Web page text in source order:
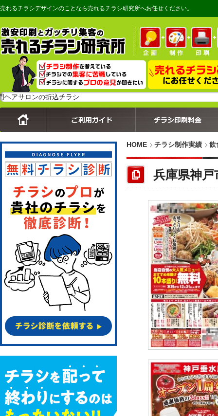
売れるチラシデザインのことなら売れるチラシ研究所へお任せください。
ンの折込チラシ
HOME チラシ制作実績 飲
兵庫県神